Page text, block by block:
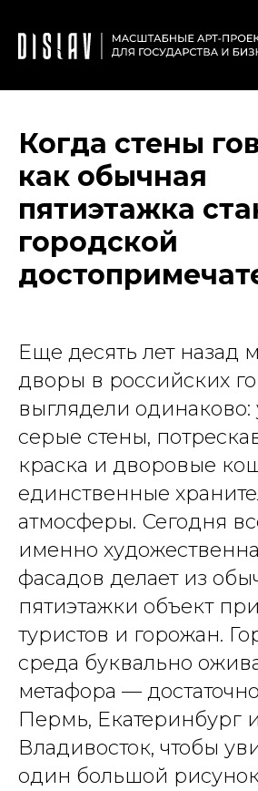
Когда стены
как обычная
пятиэтажка
городской
Еще десять лет назад
дворы в российских
выглядели
серые стены,
краска и дворовые
единственные
атмосферы. Сегодня
именно
фасадов делает из
пятиэтажки объект
туристов и горожан.
среда буквально
метафора —
Пермь, Екатеринбург
Владивосток, чтобы
один большой